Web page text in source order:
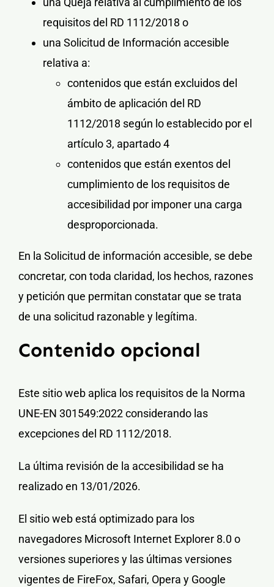
requisitos del RD 1112/2018 o
una Solicitud de Información accesible
relativa a:
contenidosque están excluidosdel
ámbito de aplicación del RD
1112/2018 según lo establecido por el
artículo 3, apartado 4
contenidosque están exentosdel
cumplimientode los requisitos de
accesibilidad por imponer una carga
desproporcionada.
En la Solicitud de información accesible, se debe
concretar, con toda claridad, los hechos, razones
y petición que permitan constatar que se trata
de una solicitud razonable y legítima.
Contenido opcional
Este sitio web aplica los requisitos de la Norma
UNE-EN 301549:2022considerando las
excepciones del RD 1112/2018.
La última revisión de la accesibilidad se ha
realizado en 13/01/2026.
El sitio web está optimizado para los
navegadores Microsoft Internet Explorer 8.0 o
versiones superiores y las últimas versiones
vigentes de FireFox, Safari, Opera y Google